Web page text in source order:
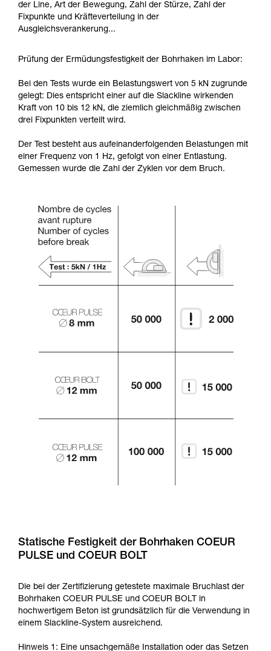
der Line, Art der Bewegung, Zahl der Stürze, Zahl der
Fixpunkte und Kräfteverteilung in der
Ausgleichsverankerung...
Prüfung der Ermüdungsfestigkeit der Bohrhaken im Labor:
Bei den Tests wurde ein Belastungswert von 5 kN zugrunde
gelegt: Dies entspricht einer auf die Slackline wirkenden
Kraft von 10 bis 12 kN, die ziemlich gleichmäßig zwischen
drei Fixpunkten verteilt wird.
Der Test besteht aus aufeinanderfolgenden Belastungen mit
einer Frequenz von 1 Hz, gefolgt von einer Entlastung.
Gemessen wurde die Zahl der Zyklen vor dem Bruch.
Statische Festigkeit der Bohrhaken COEUR
PULSE und COEUR BOLT
Die bei der Zertifizierung getestete maximale Bruchlast der
Bohrhaken COEUR PULSE und COEUR BOLT in
hochwertigem Beton ist grundsätzlich für die Verwendung in
einem Slackline-System ausreichend.
Hinweis 1: Eine unsachgemäße Installation oder das Setzen